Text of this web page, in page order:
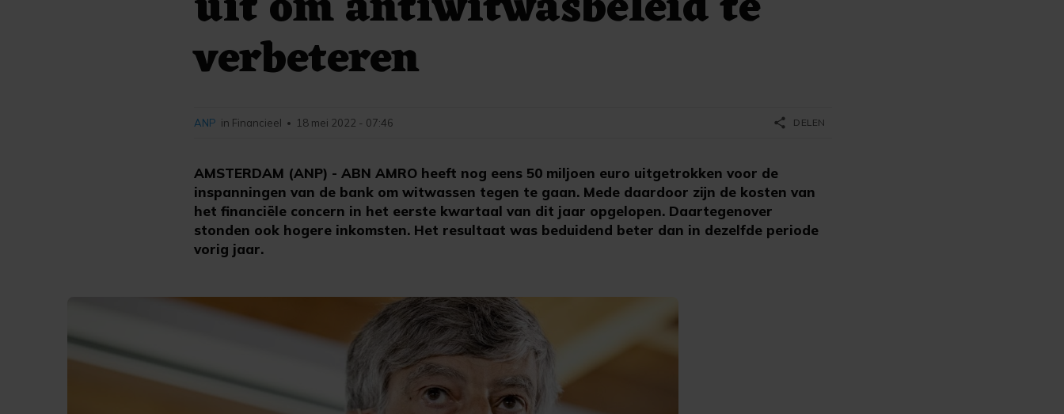
verbeteren
AMSTERDAM (ANP) - ABN AMRO heeft nog eens 50 miljoen euro uitgetrokken voor de
inspanningen van de bank om witwassen tegen te gaan. Mede daardoor zijn de kosten van
het financiële concern in het eerste kwartaal van dit jaar opgelopen. Daartegenover
stonden ook hogere inkomsten. Het resultaat was beduidend beter dan in dezelfde periode
vorig jaar.
ANP in Financieel • 18 mei 2022 - 07:46 share DELEN